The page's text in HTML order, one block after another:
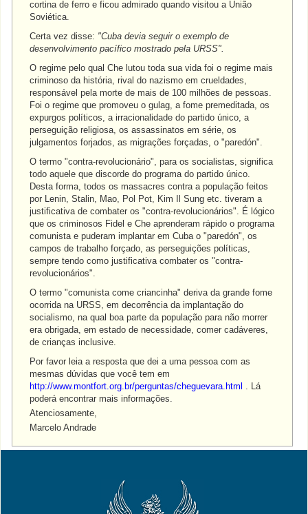
cortina de ferro e ficou admirado quando visitou a União
Soviética.
Certa vez disse: "Cuba devia seguir o exemplo de
desenvolvimento pacífico mostrado pela URSS".
O regime pelo qual Che lutou toda sua vida foi o regime mais
criminoso da história, rival do nazismo em crueldades,
responsável pela morte de mais de 100 milhões de pessoas.
Foi o regime que promoveu o gulag, a fome premeditada, os
expurgos políticos, a irracionalidade do partido único, a
perseguição religiosa, os assassinatos em série, os
julgamentos forjados, as migrações forçadas, o "paredón".
O termo "contra-revolucionário", para os socialistas, significa
todo aquele que discorde do programa do partido único.
Desta forma, todos os massacres contra a população feitos
por Lenin, Stalin, Mao, Pol Pot, Kim Il Sung etc. tiveram a
justificativa de combater os "contra-revolucionários". É lógico
que os criminosos Fidel e Che aprenderam rápido o programa
comunista e puderam implantar em Cuba o "paredón", os
campos de trabalho forçado, as perseguições políticas,
sempre tendo como justificativa combater os "contra-
revolucionários".
O termo "comunista come criancinha" deriva da grande fome
ocorrida na URSS, em decorrência da implantação do
socialismo, na qual boa parte da população para não morrer
era obrigada, em estado de necessidade, comer cadáveres,
de crianças inclusive.
Por favor leia a resposta que dei a uma pessoa com as
mesmas dúvidas que você tem em
http://www.montfort.org.br/perguntas/cheguevara.html . Lá
poderá encontrar mais informações.
Atenciosamente,
Marcelo Andrade